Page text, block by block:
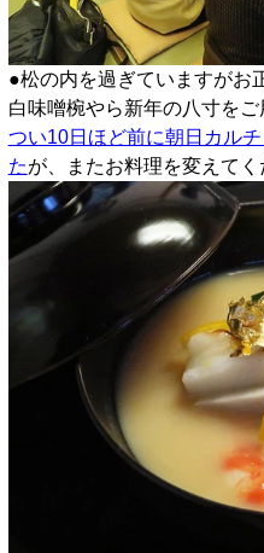
●松の内を過ぎていますがお
白味噌椀やら新年の八寸をご
つい10日ほど前に朝日カル
たが、またお料理を変えてく